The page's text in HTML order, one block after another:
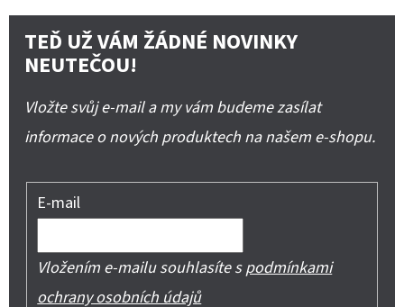
TEĎ UŽ VÁM ŽÁDNÉ NOVINKY
NEUTEČOU!
Vložte svůj e-mail a my vám budeme zasílat
informace o nových produktech na našem e-shopu.
E-mail
Vložením e-mailu souhlasíte spodmínkami
ochrany osobních údajů